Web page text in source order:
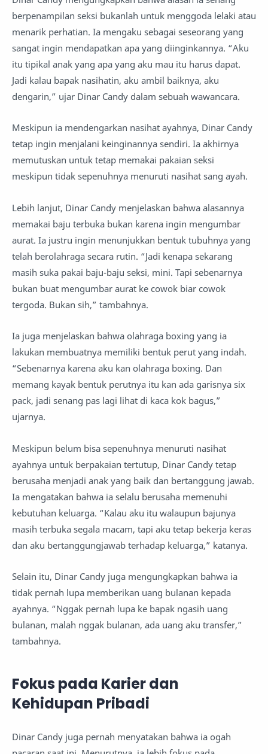
berpenampilan seksi bukanlah untuk menggoda lelaki atau
menarik perhatian. Ia mengaku sebagai seseorang yang
sangat ingin mendapatkan apa yang diinginkannya. “Aku
itu tipikal anak yang apa yang aku mau itu harus dapat.
Jadi kalau bapak nasihatin, aku ambil baiknya, aku
dengarin,” ujar Dinar Candy dalam sebuah wawancara.
Meskipun ia mendengarkan nasihat ayahnya, Dinar Candy
tetap ingin menjalani keinginannya sendiri. Ia akhirnya
memutuskan untuk tetap memakai pakaian seksi
meskipun tidak sepenuhnya menuruti nasihat sang ayah.
Lebih lanjut, Dinar Candy menjelaskan bahwa alasannya
memakai baju terbuka bukan karena ingin mengumbar
aurat. Ia justru ingin menunjukkan bentuk tubuhnya yang
telah berolahraga secara rutin. “Jadi kenapa sekarang
masih suka pakai baju-baju seksi, mini. Tapi sebenarnya
bukan buat mengumbar aurat ke cowok biar cowok
tergoda. Bukan sih,” tambahnya.
Ia juga menjelaskan bahwa olahraga boxing yang ia
lakukan membuatnya memiliki bentuk perut yang indah.
“Sebenarnya karena aku kan olahraga boxing. Dan
memang kayak bentuk perutnya itu kan ada garisnya six
pack, jadi senang pas lagi lihat di kaca kok bagus,”
ujarnya.
Meskipun belum bisa sepenuhnya menuruti nasihat
ayahnya untuk berpakaian tertutup, Dinar Candy tetap
berusaha menjadi anak yang baik dan bertanggung jawab.
Ia mengatakan bahwa ia selalu berusaha memenuhi
kebutuhan keluarga. “Kalau aku itu walaupun bajunya
masih terbuka segala macam, tapi aku tetap bekerja keras
dan aku bertanggungjawab terhadap keluarga,” katanya.
Selain itu, Dinar Candy juga mengungkapkan bahwa ia
tidak pernah lupa memberikan uang bulanan kepada
ayahnya. “Nggak pernah lupa ke bapak ngasih uang
bulanan, malah nggak bulanan, ada uang aku transfer,”
tambahnya.
Fokus pada Karier dan
Kehidupan Pribadi
Dinar Candy juga pernah menyatakan bahwa ia ogah